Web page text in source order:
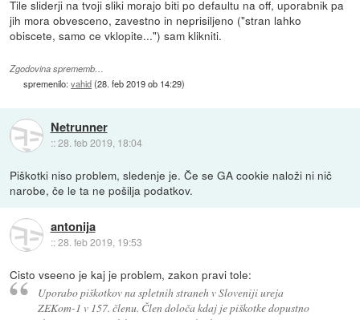
Tile sliderji na tvoji sliki morajo biti po defaultu na off, uporabnik pa
jih mora obvesceno, zavestno in neprisiljeno ("stran lahko
obiscete, samo ce vklopite...") sam klikniti.
Zgodovina sprememb…
spremenilo:vahid(28. feb 2019 ob 14:29)
Netrunner
::28. feb 2019, 18:04
Piškotki niso problem, sledenje je. Če se GA cookie naloži ni nič
narobe, če le ta ne pošilja podatkov.
antonija
::28. feb 2019, 19:53
Cisto vseeno je kaj je problem, zakon pravi tole:
Uporabo piškotkov na spletnih straneh v Sloveniji ureja
ZEKom-1 v 157. členu. Člen določa kdaj je piškotke dopustno